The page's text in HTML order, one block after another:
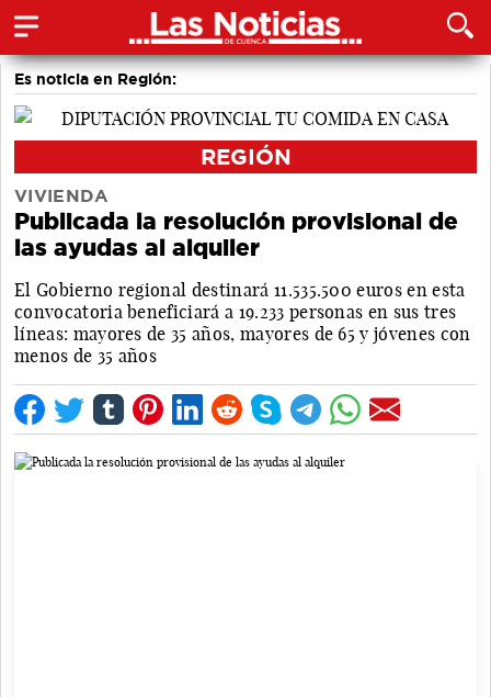
Es noticia en Región:
REGIÓN
VIVIENDA
Publicada la resolución provisional de
las ayudas al alquiler
El Gobierno regional destinará 11.535.500 euros en esta
convocatoria beneficiará a 19.233 personas en sus tres
líneas: mayores de 35 años, mayores de 65 y jóvenes con
menos de 35 años